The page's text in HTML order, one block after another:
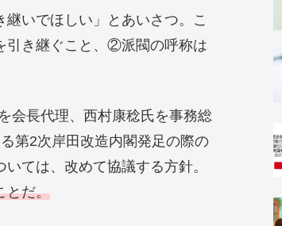
いでほしい」とあいさつ。こ
引き継ぐこと、②派閥の呼称は
会長代理、西村康稔氏を事務総
第2次岸田改造内閣発足の際の
ては、改めて協議する方針。
とだ。